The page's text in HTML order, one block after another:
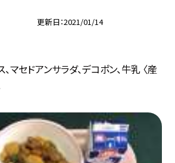
更新日 2021/01/14
マセドアンサラダ、デコポン、牛乳 〈産